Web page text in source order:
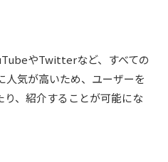
やTwitterなど、すべての
気が高いため、ユーザーを
、紹介することが可能にな